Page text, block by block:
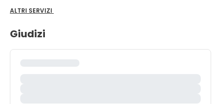
ALTRI SERVIZI
Giudizi